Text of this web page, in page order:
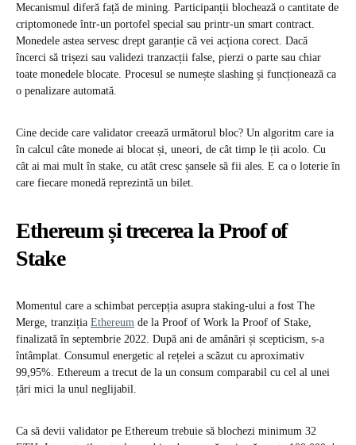
Mecanismul diferă față de mining. Participanții blochează o cantitate de
criptomonede într-un portofel special sau printr-un smart contract.
Monedele astea servesc drept garanție că vei acționa corect. Dacă
încerci să trișezi sau validezi tranzacții false, pierzi o parte sau chiar
toate monedele blocate. Procesul se numește slashing și funcționează ca
o penalizare automată.
Cine decide care validator creează următorul bloc? Un algoritm care ia
în calcul câte monede ai blocat și, uneori, de cât timp le ții acolo. Cu
cât ai mai mult în stake, cu atât cresc șansele să fii ales. E ca o loterie în
care fiecare monedă reprezintă un bilet.
Ethereum și trecerea la Proof of
Stake
Momentul care a schimbat percepția asupra staking-ului a fost The
Merge, tranziția Ethereum de la Proof of Work la Proof of Stake,
finalizată în septembrie 2022. După ani de amânări și scepticism, s-a
întâmplat. Consumul energetic al rețelei a scăzut cu aproximativ
99,95%. Ethereum a trecut de la un consum comparabil cu cel al unei
țări mici la unul neglijabil.
Ca să devii validator pe Ethereum trebuie să blochezi minimum 32